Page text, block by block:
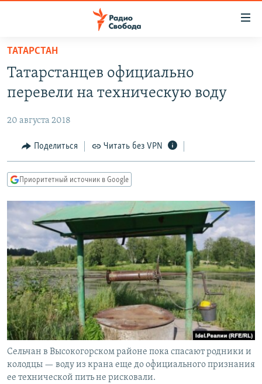
упрощенного
доступа
основному
Вернутся
главной
навигации
Вернутся
поиску
ПОДКАСТЫ
АВТОРСКИЕ ПРОЕКТЫ
ЦИТАТЫ СВОБОДЫ
МНЕНИЯ
IDEL.РЕАЛИИ
КАВКАЗ.РЕАЛИИ
СЕВЕР.РЕАЛИИ
СИБИРЬ.РЕАЛИИ
РАСПИСАНИЕ ВЕЩАНИЯ
ПОДПИШИТЕСЬ НА РАССЫЛКУ
СОЦИАЛЬНЫЕ СЕТИ
ТАТАРСТАН
Татарстанцев официально
перевели на техническую воду
20 августа 2018
Поделиться Читать без VPN
Приоритетный источник в Google
Сельчан в Высокогорском районе пока спасают родники и
колодцы — воду из крана еще до официального признания
ее технической пить не рисковали.